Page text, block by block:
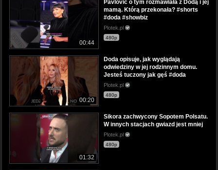
00:44
Pavlović o tym rozmawiała z Dodą i jej
mamą. Którą przekonała? #shorts
#doda #showbiz
Plotek.pl
480p
00:20
Doda opisuje, jak wyglądają
odwiedziny w jej rodzinnym domu.
Jesteś tuczony jak gęś #doda
Plotek.pl
480p
01:32
Sikora zachwycony Sopotem Polsatu.
W innych stacjach gwiazd jest mniej
Plotek.pl
480p